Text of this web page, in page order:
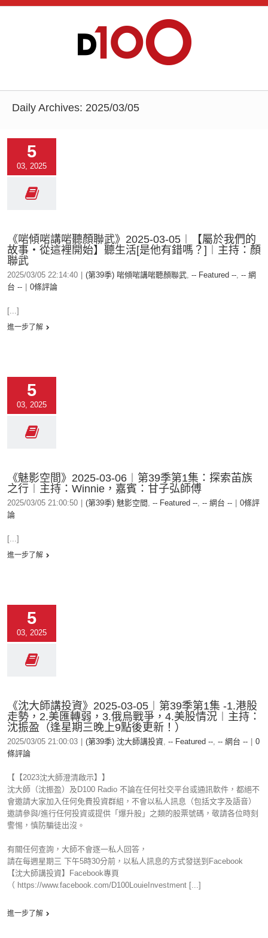
Daily Archives: 2025/03/05
5
03, 2025
《啱傾啱講啱聽顏聯武》2025-03-05︱【屬於我們的
故事‧從這裡開始】聽生活[是他有錯嗎？]︱主持：顏
聯武
2025/03/05 22:14:40 (第39季) 啱傾啱講啱聽顏聯武, -- Featured --, -- 網
台 --
0條評論
[...]
進一步了解
5
03, 2025
《魅影空間》2025-03-06︱第39季第1集：探索苖族
之行︱主持：Winnie，嘉賓：甘子弘師傅
2025/03/05 21:00:50 (第39季) 魅影空間 , -- Featured --, -- 網台 --
0條評
論
[...]
進一步了解
5
03, 2025
《沈大師講投資》2025-03-05︱第39季第1集 -1.港股
走勢，2.美匯轉弱，3.俄烏戰爭，4.美股情況︱主持：
沈振盈（逢星期三晚上9點後更新！）
2025/03/05 21:00:03 (第39季) 沈大師講投資, -- Featured --, -- 網台 --
0
條評論
【【2023沈大師澄清啟示】】
沈大師（沈振盈）及D100 Radio 不論在任何社交平台或通訊軟件，都絕不
會邀請大家加入任何免費投資群組，不會以私人訊息（包括文字及語音）
邀請參與/進行任何投資或提供「爆升股」之類的股票號碼，敬請各位時刻
警惕，慎防騙徒出沒。
有關任何查詢，大師不會逐一私人回答，
請在每週星期三 下午5時30分前，以私人訊息的方式發送到Facebook
【沈大師講投資】Facebook專頁
（ https://www.facebook.com/D100LouieInvestment [...]
進一步了解